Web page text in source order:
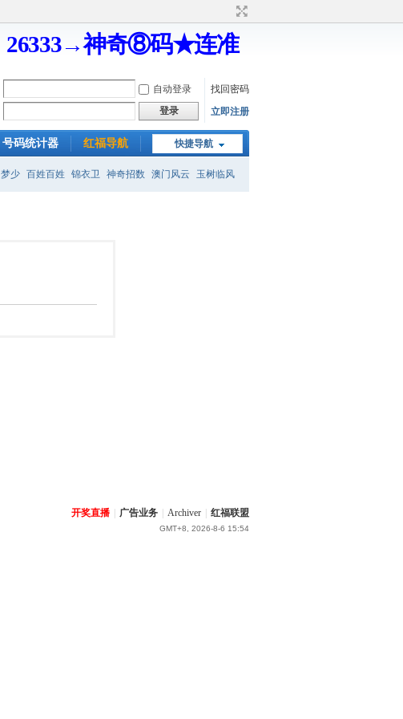
26333→神奇⑧码★连准
自动登录
找回密码
登录 立即注册
快捷导航
号码统计器 红福导航
梦少 百姓百姓 锦衣卫 神奇招数 澳门风云 玉树临风
开奖直播 广告业务 Archiver 红福联盟
GMT+8, 2026-8-6 15:54